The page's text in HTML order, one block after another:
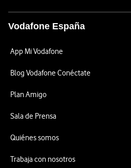
Vodafone España
App Mi Vodafone
Blog Vodafone Conéctate
Plan Amigo
Sala de Prensa
Quiénes somos
Trabaja con nosotros